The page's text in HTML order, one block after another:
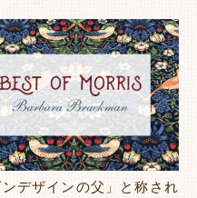
ンデザインの父」と称され